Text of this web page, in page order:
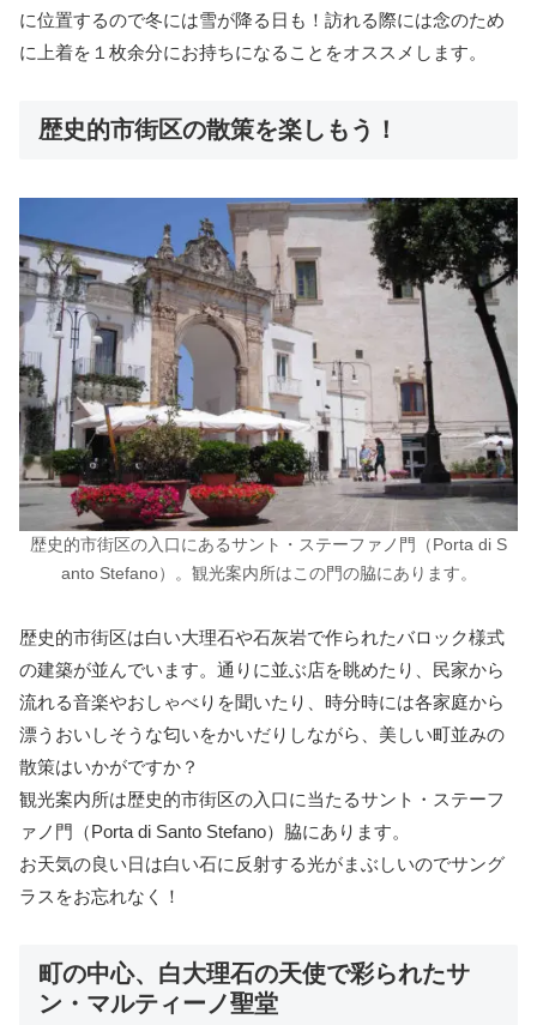
に位置するので冬には雪が降る日も！訪れる際には念のため
に上着を１枚余分にお持ちになることをオススメします。
歴史的市街区の散策を楽しもう！
歴史的市街区の入口にあるサント・ステーファノ門（Porta di S
anto Stefano）。観光案内所はこの門の脇にあります。
歴史的市街区は白い大理石や石灰岩で作られたバロック様式
の建築が並んでいます。通りに並ぶ店を眺めたり、民家から
流れる音楽やおしゃべりを聞いたり、時分時には各家庭から
漂うおいしそうな匂いをかいだりしながら、美しい町並みの
散策はいかがですか？
観光案内所は歴史的市街区の入口に当たるサント・ステーフ
ァノ門（Porta di Santo Stefano）脇にあります。
お天気の良い日は白い石に反射する光がまぶしいのでサング
ラスをお忘れなく！
町の中心、白大理石の天使で彩られたサ
ン・マルティーノ聖堂